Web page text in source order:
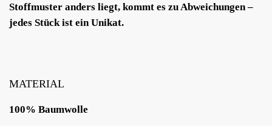
Stoffmuster anders liegt, kommt es zu Abweichungen –
jedes Stück ist ein Unikat.
MATERIAL
100% Baumwolle